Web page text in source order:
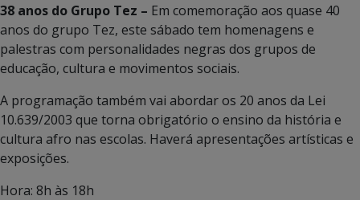
38 anos do Grupo Tez – Em comemoração aos quase 40
anos do grupo Tez, este sábado tem homenagens e
palestras com personalidades negras dos grupos de
educação, cultura e movimentos sociais.
A programação também vai abordar os 20 anos da Lei
10.639/2003 que torna obrigatório o ensino da história e
cultura afro nas escolas. Haverá apresentações artísticas e
exposições.
Hora: 8h às 18h